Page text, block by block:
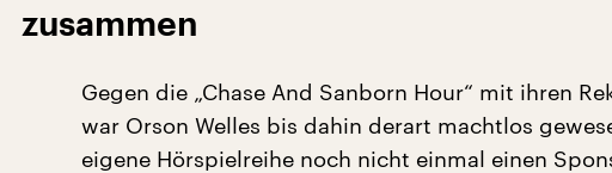
zusammen
Gegen die „Chase And Sanborn Hour“ mit ihren
war Orson Welles bis dahin derart machtlos
eigene Hörspielreihe noch nicht einmal einen